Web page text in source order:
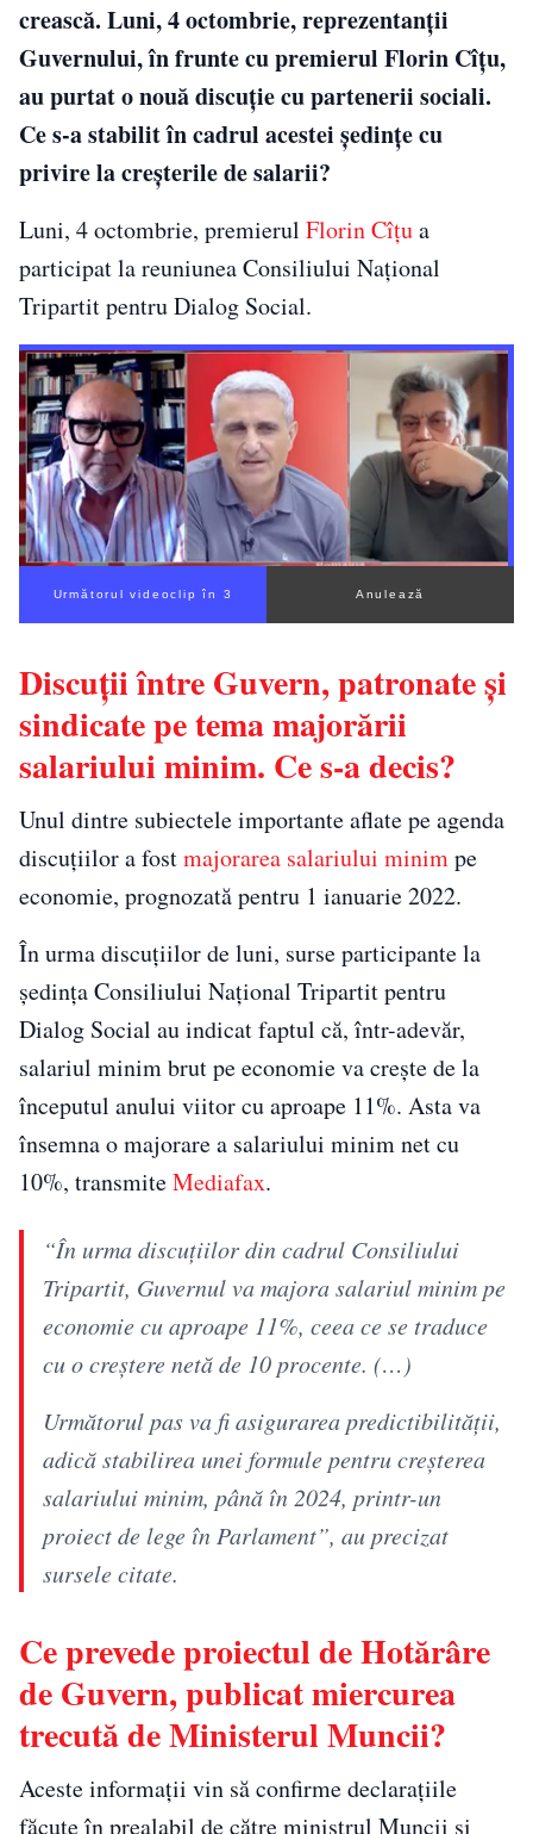
crească. Luni, 4 octombrie, reprezentanţii
Guvernului, în frunte cu premierul Florin Cîţu,
au purtat o nouă discuţie cu partenerii sociali.
Ce s-a stabilit în cadrul acestei şedinţe cu
privire la creşterile de salarii?
Luni, 4 octombrie, premierul Florin Cîţua
participat la reuniunea Consiliului Național
Tripartit pentru Dialog Social.
Următorul videoclip în 2 Anulează
Discuţii între Guvern, patronate şi
sindicate pe tema majorării
salariului minim. Ce s-a decis?
Unul dintre subiectele importante aflate pe agenda
discuţiilor a fostmajorarea salariului minimpe
economie, prognozată pentru 1 ianuarie 2022.
În urma discuţiilor de luni, surse participante la
şedinţa Consiliului Național Tripartit pentru
Dialog Social au indicat faptul că, într-adevăr,
salariul minim brut pe economie va creşte de la
începutul anului viitor cu aproape 11%. Asta va
însemna o majorare a salariului minim net cu
10%, transmiteMediafax.
“În urma discuțiilor din cadrul Consiliului
Tripartit, Guvernul va majora salariul minim pe
economie cu aproape 11%, ceea ce se traduce
cu o creștere netă de 10 procente. (…)
Următorul pas va fi asigurarea predictibilității,
adică stabilirea unei formule pentru creșterea
salariului minim, până în 2024, printr-un
proiect de lege în Parlament”, au precizat
sursele citate.
Ce prevede proiectul de Hotărâre
de Guvern, publicat miercurea
trecută de Ministerul Muncii?
Aceste informaţii vin să confirme declaraţiile
făcute în prealabil de către ministrul Muncii şi